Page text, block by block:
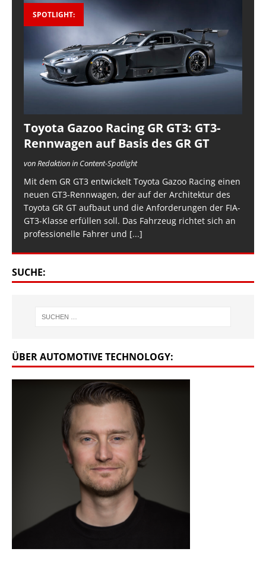
SPOTLIGHT:
Toyota Gazoo Racing GR GT3: GT3-
Rennwagen auf Basis des GR GT
von Redaktion in Content-Spotlight
Mit dem GR GT3 entwickelt Toyota Gazoo Racing einen
neuen GT3-Rennwagen, der auf der Architektur des
Toyota GR GT aufbaut und die Anforderungen der FIA-
GT3-Klasse erfüllen soll. Das Fahrzeug richtet sich an
professionelle Fahrer und [...]
SUCHE:
ÜBER AUTOMOTIVE TECHNOLOGY: